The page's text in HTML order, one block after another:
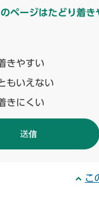
ページはたどり着き
きやすい
もいえない
きにくい
こ